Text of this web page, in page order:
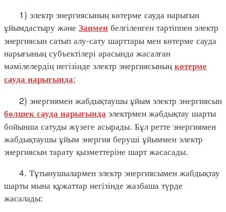
1) электр энергиясының көтерме сауда нарығын
ұйымдастыру және Заңмен белгіленген тәртіппен электр
энергиясын сатып алу-сату шарттары мен көтерме сауда
нарығының субъектілері арасында жасалған
мәмілелердің негізінде электр энергиясының көтерме
сауда нарығында;
2) энергиямен жабдықтаушы ұйым электр энергиясын
бөлшек сауда нарығында электрмен жабдықтау шарты
бойынша сатуды жүзеге асырады. Бұл ретте энергиямен
жабдықтаушы ұйым энергия беруші ұйыммен электр
энергиясын тарату қызметтеріне шарт жасасады.
4. Тұтынушылармен электр энергиясымен жабдықтау
шарты мына құжаттар негізінде жазбаша түрде
жасалады: